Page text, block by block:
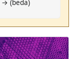
→ (beda)